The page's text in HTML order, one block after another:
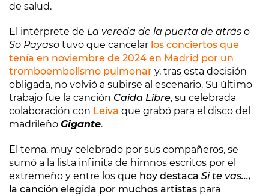
de salud.
El intérprete de La vereda de la puerta de atrás o
So Payaso tuvo que cancelar los conciertos que
tenía en noviembre de 2024 en Madrid por un
tromboembolismo pulmonar y, tras esta decisión
obligada, no volvió a subirse al escenario. Su último
trabajo fue la canción Caída Libre, su celebrada
colaboración con Leiva que grabó para el disco del
madrileño Gigante.
El tema, muy celebrado por sus compañeros, se
sumó a la lista infinita de himnos escritos por el
extremeño y entre los que hoy destaca Si te vas...,
la canción elegida por muchos artistas para